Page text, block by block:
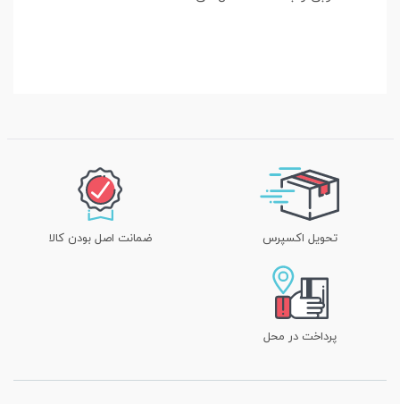
تحویل اکسپرس ضمانت اصل بودن کالا
پرداخت در محل